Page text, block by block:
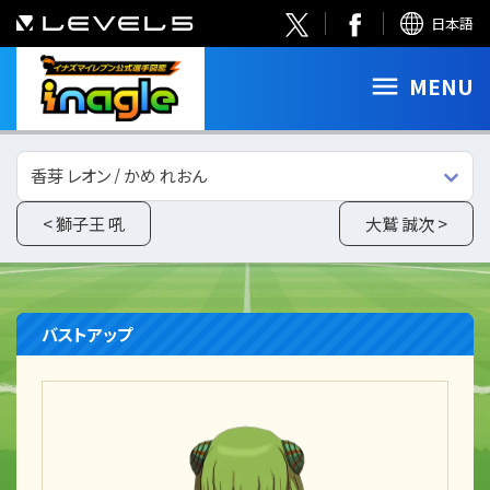
日本語
MENU
< 獅子王 吼
香芽 レオン / かめ れおん
大鷲 誠次 >
バストアップ